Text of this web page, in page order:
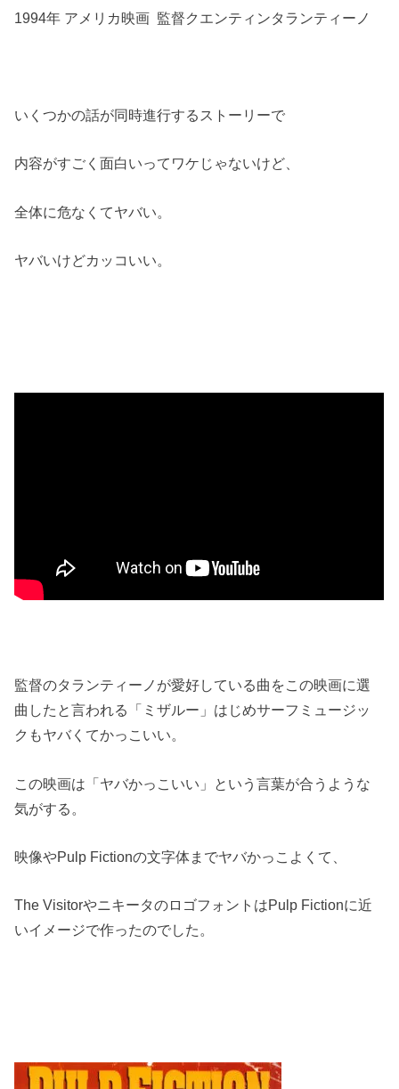
1994年 アメリカ映画 監督クエンティンタランティーノ
いくつかの話が同時進行するストーリーで
内容がすごく面白いってワケじゃないけど、
全体に危なくてヤバい。
ヤバいけどカッコいい。
監督のタランティーノが愛好している曲をこの映画に選
曲したと言われる「ミザルー」はじめサーフミュージッ
クもヤバくてかっこいい。
この映画は「ヤバかっこいい」という言葉が合うような
気がする。
映像やPulp Fictionの文字体までヤバかっこよくて、
The VisitorやニキータのロゴフォントはPulp Fictionに近
いイメージで作ったのでした。